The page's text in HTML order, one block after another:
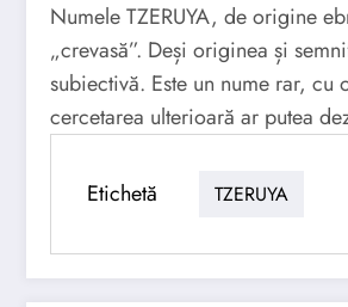
Numele TZERUYA, de origine
„crevasă”. Deși originea și
subiectivă. Este un nume rar,
cercetarea ulterioară ar putea
Etichetă TZERUYA